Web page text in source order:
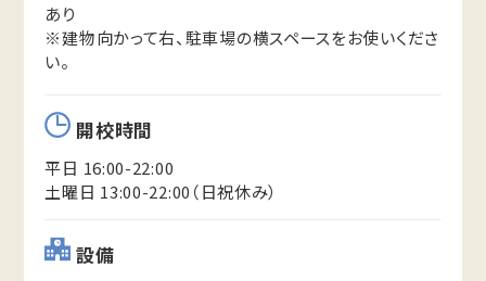
あり
※建物向かって右、駐車場の横スペースをお使いくださ
い。
開校時間
平日 16:00-22:00
土曜日 13:00-22:00（日祝休み）
設備